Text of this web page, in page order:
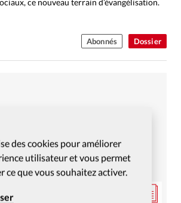
des cookies pour améliorer
utilisateur et vous permet
ce que vous souhaitez activer.
Dossier
ce nouveau terrain d’évangélisation.
Abonnés